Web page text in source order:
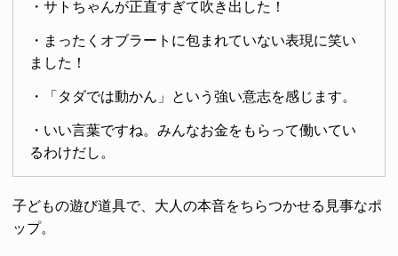
・サトちゃんが正直すぎて吹き出した！
・まったくオブラートに包まれていない表現に笑い
ました！
・「タダでは動かん」という強い意志を感じます。
・いい言葉ですね。みんなお金をもらって働いてい
るわけだし。
子どもの遊び道具で、大人の本音をちらつかせる見事なポ
ップ。